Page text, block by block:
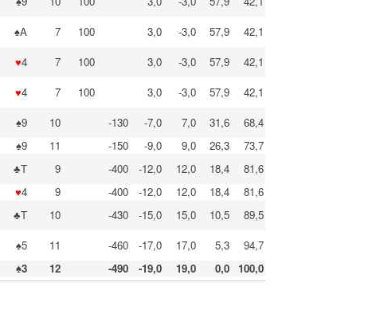
♠A 7 100 3,0 -3,0 57,9
42,1
♥4 7 100 3,0 -3,0 57,9
42,1
♥4 7 100 3,0 -3,0 57,9
42,1
♠9 10 -130 -7,0 7,0 31,6
68,4
♠9 11 -150 -9,0 9,0 26,3
73,7
♣T 9 -400 -12,0 12,0 18,4
81,6
♥4 9 -400 -12,0 12,0 18,4
81,6
♣T 10 -430 -15,0 15,0 10,5
89,5
♠5 11 -460 -17,0 17,0 5,3
94,7
♠3 12 -490 -19,0 19,0 0,0 100,0